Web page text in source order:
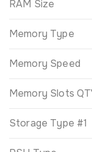
RAM Size
Memory Type
Memory Speed
Memory Slots
Storage Type #1